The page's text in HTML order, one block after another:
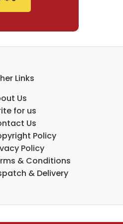
Links
Us
for us
Us
Policy
Policy
& Conditions
& Delivery